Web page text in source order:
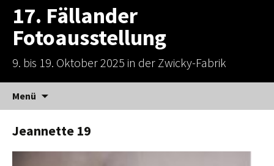
17. Fällander
Fotoausstellung
9. bis 19. Oktober 2025 in der Zwicky-Fabrik
Menü
Jeannette 19